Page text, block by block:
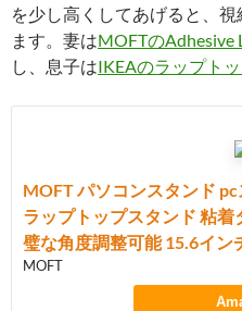
を少し高くしてあげると、
ます。妻はMOFTのAdhesive
し、息子はIKEAのラップト
MOFT パソコンスタンド
ラップトップスタンド 粘
璧な角度調整可能 15.6イン
MOFT